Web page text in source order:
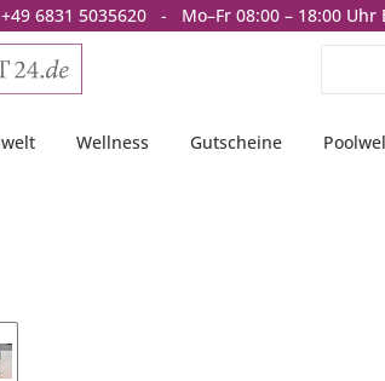
springen
6831 5035620 - Mo–Fr 08:00 – 18:00 Uhr
Wellness Gutscheine